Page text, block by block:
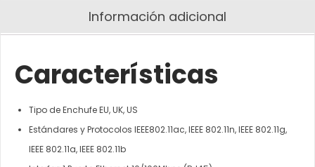
Información adicional
Características
Tipo de Enchufe EU, UK, US
Estándares y Protocolos IEEE802.11ac, IEEE 802.11n, IEEE 802.11g,
IEEE 802.11a, IEEE 802.11b